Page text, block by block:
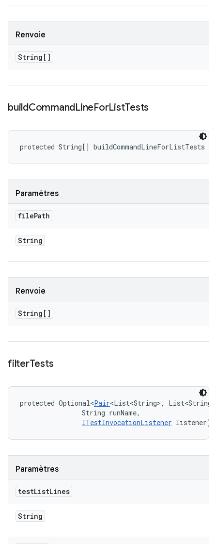
Renvoie
String[]
buildCommandLineForListTests
protected String[] buildCommandLineForListTests
Paramètres
filePath
String
Renvoie
String[]
filterTests
protected Optional<Pair<List<String>,
                String runName,
ITestInvocationListener listener)
Paramètres
testListLines
String